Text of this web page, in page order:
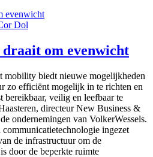
Dol
om evenwicht
mobility biedt nieuwe mogelijkheden
zo efficiënt mogelijk in te richten en
bereikbaar, veilig en leefbaar te
directeur New Business &
ondernemingen van VolkerWessels.
ingezet
de infrastructuur om de
door de beperkte ruimte